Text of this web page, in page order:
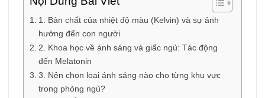
1. Bản chất của nhiệt độ màu (Kelvin) và sự ảnh
hưởng đến con người
2. Khoa học về ánh sáng và giấc ngủ: Tác động
đến Melatonin
3. Nên chọn loại ánh sáng nào cho từng khu vực
trong phòng ngủ?